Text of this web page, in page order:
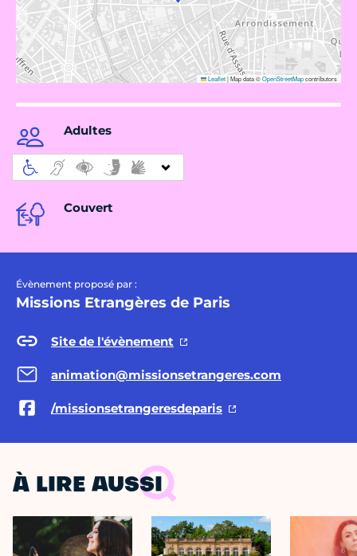
Leaflet|Map data ©OpenStreetMapcontributors
Adultes
Couvert
Évènement proposé par :
Missions Etrangères de Paris
Site de l'évènement
animation@missionsetrangeres.com
/missionsetrangeresdeparis
À LIRE AUSSI